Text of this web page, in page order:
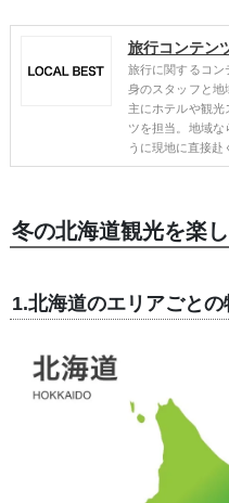
旅行コンテン
旅行に関するコン
身のスタッフと地
主にホテルや観
ツを担当。地域
うに現地に直接赴
冬の北海道観光を楽
1.北海道のエリアごとの